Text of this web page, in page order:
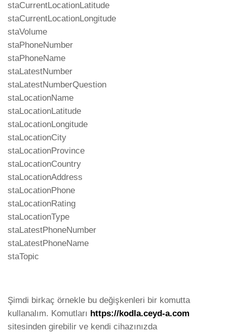
staCurrentLocationLatitude
staCurrentLocationLongitude
staVolume
staPhoneNumber
staPhoneName
staLatestNumber
staLatestNumberQuestion
staLocationName
staLocationLatitude
staLocationLongitude
staLocationCity
staLocationProvince
staLocationCountry
staLocationAddress
staLocationPhone
staLocationRating
staLocationType
staLatestPhoneNumber
staLatestPhoneName
staTopic
Şimdi birkaç örnekle bu değişkenleri bir komutta
kullanalım. Komutları https://kodla.ceyd-a.com
sitesinden girebilir ve kendi cihazınızda